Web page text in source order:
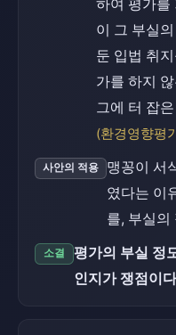
하여 평가를
이 그 부실
둔 입법 취
가를 하지
그에 터 잡
(환경영향평
사안의 적용
맹꽁이 서
였다는 이
를, 부실의
소결
평가의 부실 정
인지가 쟁점이